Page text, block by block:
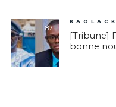
87
KAOLACK
[Tribune]
bonne